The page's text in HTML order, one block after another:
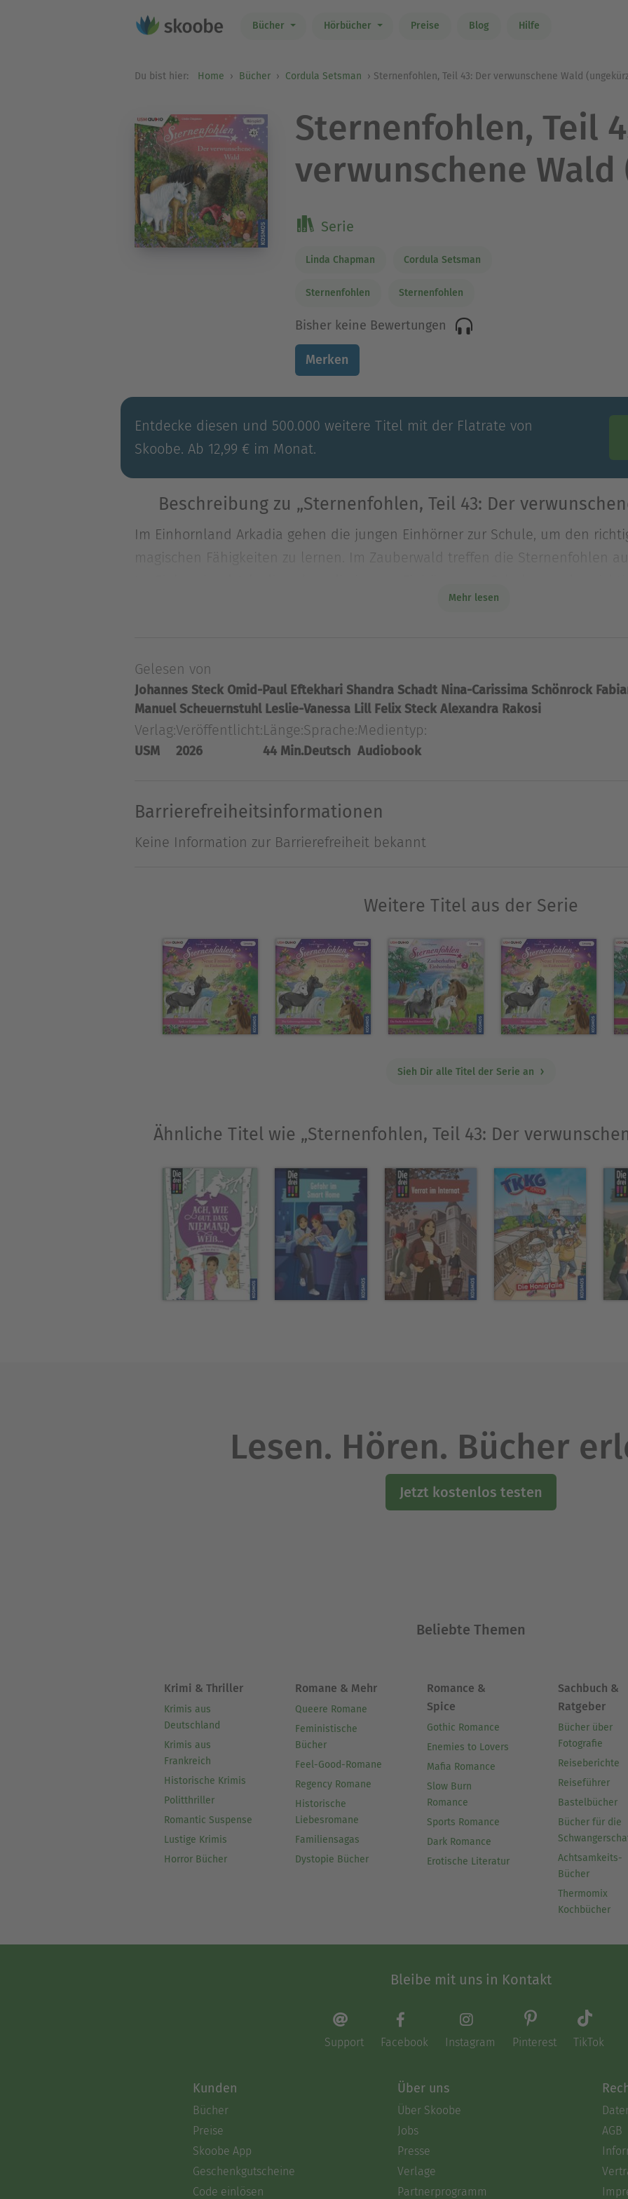
Bücher Hörbücher Preise Blog Hilfe
Du bist hier: Home Bücher Cordula Setsman Sternenfohlen, Teil 43: Der verwunschene Wald
Sternenfohlen, Teil
verwunschene
Serie
Linda Chapman Cordula Setsman
Sternenfohlen Sternenfohlen
Bisher keine Bewertungen
Merken
Entdecke diesen und 500.000 weitere Titel mit der Flatrate von
Skoobe. Ab 12,99 € im Monat.
Beschreibung zu „Sternenfohlen, Teil 43: Der
Im Einhornland Arkadia gehen die jungen Einhörner zur Schule, um den
magischen Fähigkeiten zu lernen. Im Zauberwald treffen die Sternenfohlen
magischen Fähigkeiten zu lernen. Im Zauberwald treffen die Sternenfohlen
aufgeregten Troll ... Eine fantasievolle Geschichte rund um Freundschaft,
Linda Chapman, geb. 1969, war früher Lehrerin und schreibt seit einigen
Mehr lesen
Gelesen von
Johannes Steck Omid-Paul Eftekhari Shandra Schadt Nina-Carissima Schönrock
Manuel Scheuernstuhl Leslie-Vanessa Lill Felix Steck Alexandra Rakosi
Verlag:
USM
Veröffentlicht:
2026
Länge:
44 Min.
Sprache:
Deutsch
Medientyp:
Audiobook
Barrierefreiheitsinformationen
Keine Information zur Barrierefreiheit bekannt
Weitere Titel aus der Serie
Sieh Dir alle Titel der Serie an
Ähnliche Titel wie „Sternenfohlen, Teil 43: Der
Lesen. Hören. Bücher
Jetzt kostenlos testen
Beliebte Themen
Krimi & Thriller
Krimis aus
Deutschland
Krimis aus
Frankreich
Historische Krimis
Politthriller
Romantic Suspense
Lustige Krimis
Horror Bücher
Romane & Mehr
Queere Romane
Feministische
Bücher
Feel-Good-Romane
Regency Romane
Historische
Liebesromane
Familiensagas
Dystopie Bücher
Romance &
Spice
Gothic Romance
Enemies to Lovers
Mafia Romance
Slow Burn
Romance
Sports Romance
Dark Romance
Erotische Literatur
Sachbuch &
Ratgeber
Bücher über
Fotografie
Reiseberichte
Reiseführer
Bastelbücher
Bücher für die
Achtsamkeits-
Bücher
Thermomix
Kochbücher
Bleibe mit uns in Kontakt
Support Facebook Instagram Pinterest TikTok
Kunden
Bücher
Preise
Skoobe App
Geschenkgutscheine
Code einlösen
Über uns
Über Skoobe
Jobs
Presse
Verlage
Partnerprogramm
AGB